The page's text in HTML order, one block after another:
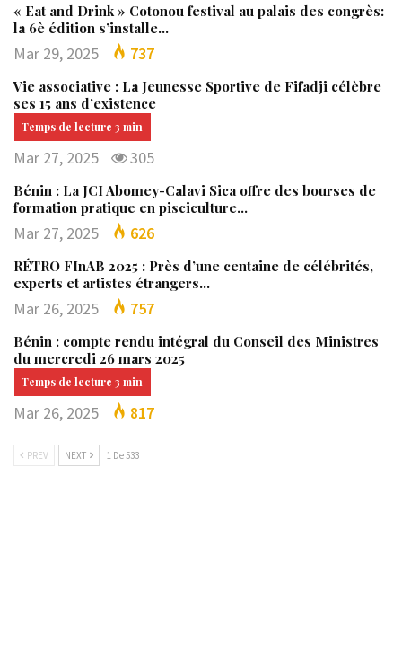
« Eat and Drink » Cotonou festival au palais des congrès:
la 6è édition s’installe…
Mar 29, 2025 737
Vie associative : La Jeunesse Sportive de Fifadji célèbre
ses 15 ans d’existence
Mar 27, 2025 305
Bénin : La JCI Abomey-Calavi Sica offre des bourses de
formation pratique en pisciculture…
Mar 27, 2025 626
RÉTRO FInAB 2025 : Près d’une centaine de célébrités,
experts et artistes étrangers…
Mar 26, 2025 757
Bénin : compte rendu intégral du Conseil des Ministres
du mercredi 26 mars 2025
Mar 26, 2025 817
PREV NEXT 1 De 533